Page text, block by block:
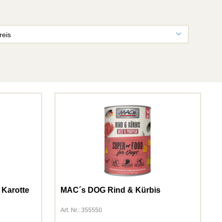
Karotte MAC´s DOG Rind & Kürbis
Art. Nr.: 355550